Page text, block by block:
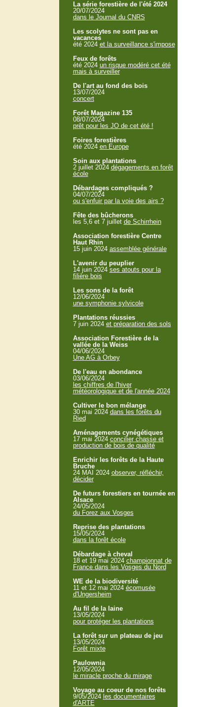
La série forestière de l'été 2024
20/07/2024
dans le Journal du CNRS
Les scolytes ne sont pas en
vacances
été 2024 et la surveillance s'impose
Feux de forêts
été 2024 un risque modéré cet été
mais à surveiller
De l'art au fond des bois
13/07/2024
concert
Forêt Magazine 135
08/07/2024
prêt pour les JO de cet été !
Foires forestières
été 2024 en Europe
Soin aux plantations
2 juillet 2024 dégagements en forêt
école
Débardages compliqués ?
04/07/2024
ou s'enfuir par la voie des airs ?
Fête des bûcherons
les 5,6 et 7 juillet de Schirrhein
Association forestière Centre
Haut Rhin
15 juin 2024 assemblée générale
L'avenir du peuplier
14 juin 2024 ses atouts pour la
filière bois
Les sons de la forêt
12/06/2024
une symphonie sylvicole
Plantations réussies
7 juin 2024 et préparation des sols
Association Forestière de la
vallée de la Weiss
04/06/2024
Une AG à Orbey
De l'eau en abondance
03/06/2024
les chiffres de l'hiver
météorologique et de l'année 2024
Cultiver le bon mélange
30 mai 2024 dans les forêts du
Ried
Aménagements cynégétiques
17 mai 2024 concilier chasse et
production de bois de qualité
Enrichir les forêts de la Haute
Bruche
24 MAI 2024 observer, réfléchir,
décider
De futurs forestiers en tournée en
Alsace
24/05/2024
du Forez aux Vosges
Reprise des plantations
15/05/2024
dans la forêt école
Débardage à cheval
18 et 19 mai 2024 championnat de
France dans les Vosges du Nord
WE de la biodiversité
11 et 12 mai 2024 écomusée
d'Ungersheim
Au fil de la laine
13/05/2024
pour protéger les plantations
La forêt sur un plateau de jeu
13/05/2024
Forêt mixte
Paulownia
12/05/2024
le miracle proche du mirage
Voyage au coeur de nos forêts
9/05/2024 les documentaires
d'ARTE